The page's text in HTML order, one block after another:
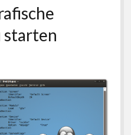
Twitch
starten